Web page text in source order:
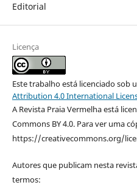
Editorial
Licença
Este trabalho está licenciado sob
Attribution 4.0 International
A Revista Praia Vermelha está
Commons BY 4.0. Para ver uma
https://creativecommons.org/
Autores que publicam nesta
termos: